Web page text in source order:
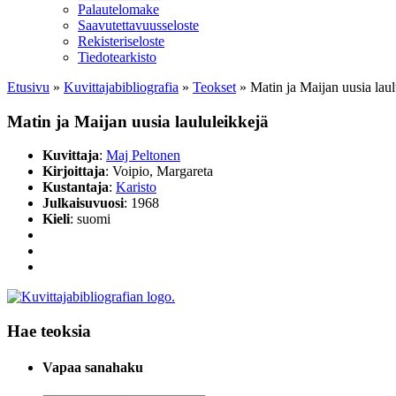
Palautelomake
Saavutettavuusseloste
Rekisteriseloste
Tiedotearkisto
Etusivu » Kuvittaja­bibliografia » Teokset » Matin ja Maijan uusia
Matin ja Maijan uusia laululeikkejä
Kuvittaja: Maj Peltonen
Kirjoittaja: Voipio, Margareta
Kustantaja: Karisto
Julkaisuvuosi: 1968
Kieli: suomi
Hae teoksia
Vapaa sanahaku